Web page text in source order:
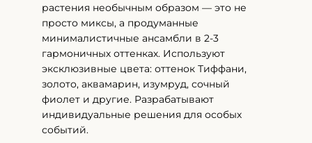
растения необычным образом — это не
просто миксы, а продуманные
минималистичные ансамбли в 2-3
гармоничных оттенках. Используют
эксклюзивные цвета: оттенок Тиффани,
золото, аквамарин, изумруд, сочный
фиолет и другие. Разрабатывают
индивидуальные решения для особых
событий.